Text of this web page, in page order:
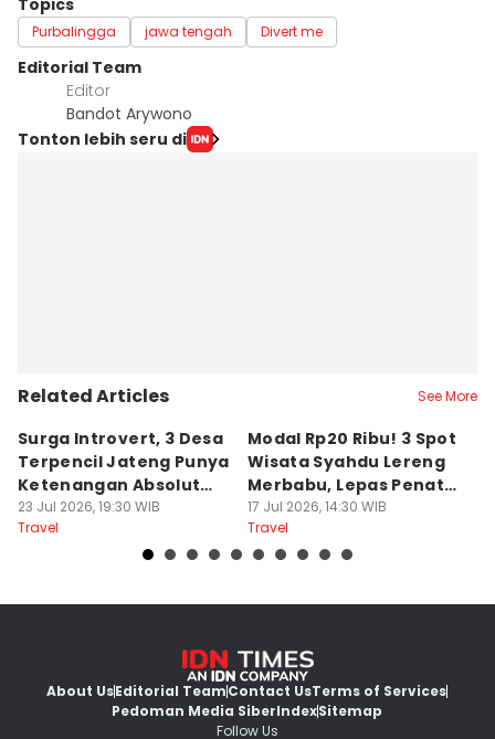
Topics
Purbalingga jawa tengah Divert me
Editorial Team
Editor
Bandot Arywono
Tonton lebih seru di
Related Articles See More
Surga Introvert, 3 Desa
Terpencil Jateng Punya
Ketenangan Absolut
Untuk Disconect
23 Jul 2026, 19:30 WIB
Travel
Modal Rp20 Ribu! 3 Spot
Wisata Syahdu Lereng
Merbabu, Lepas Penat
akhir Pekan!
17 Jul 2026, 14:30 WIB
Travel
About UsEditorial TeamContact UsTerms of Services
Pedoman Media SiberIndexSitemap
Follow Us